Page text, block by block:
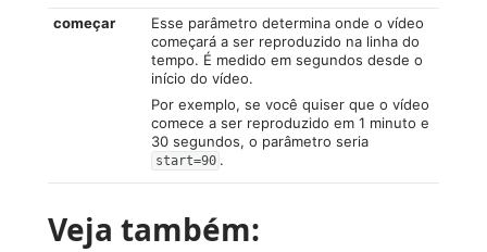
começar
Esse parâmetro determina onde o vídeo
começará a ser reproduzido na linha do
tempo. É medido em segundos desde o
início do vídeo.
Por exemplo, se você quiser que o vídeo
comece a ser reproduzido em 1 minuto e
30 segundos, o parâmetro seria
start=90 .
Veja também: